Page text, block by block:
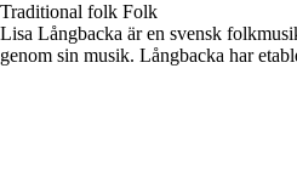
Traditional folk Folk
Lisa Långbacka är en svensk
genom sin musik. Långbacka har